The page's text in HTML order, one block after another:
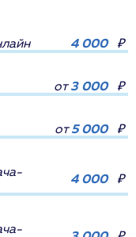
4 000 ₽
от3 000 ₽
от5 000 ₽
4 000 ₽